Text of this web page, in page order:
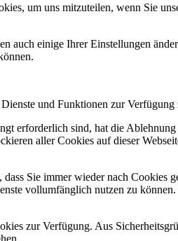
um uns mitzuteilen, wenn Sie
auch einige Ihrer Einstellungen
und Funktionen zur Verfügung
erforderlich sind, hat die
aller Cookies auf dieser
Sie immer wieder nach
vollumfänglich nutzen zu
zur Verfügung. Aus